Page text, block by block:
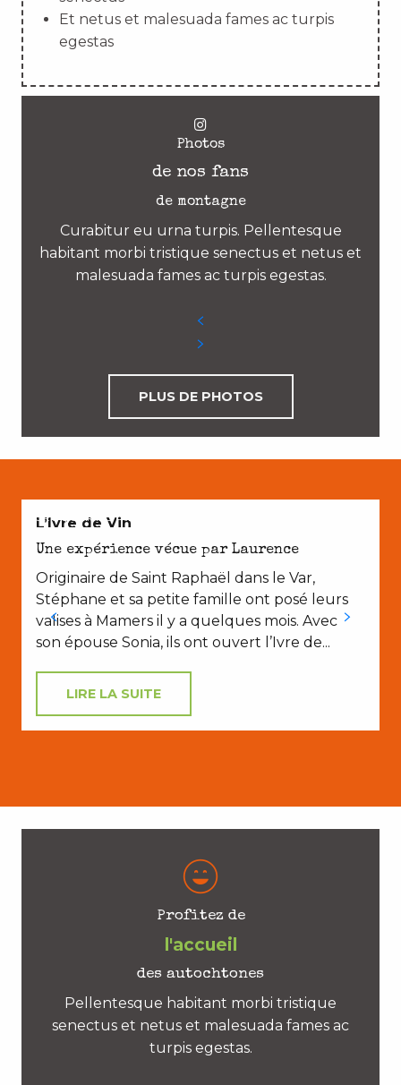
Et netus et malesuada fames ac turpis
egestas
Photos
de nos fans
de montagne
Curabitur eu urna turpis. Pellentesque
habitant morbi tristique senectus et netus et
malesuada fames ac turpis egestas.
PLUS DE PHOTOS
CROQUER NOTRE TERROIR
L’Ivre de Vin
Une expérience vécue par Laurence
Originaire de Saint Raphaël dans le Var,
Stéphane et sa petite famille ont posé leurs
valises à Mamers il y a quelques mois. Avec
son épouse Sonia, ils ont ouvert l’Ivre de...
LIRE LA SUITE
Profitez de
l'accueil
des autochtones
Pellentesque habitant morbi tristique
senectus et netus et malesuada fames ac
turpis egestas.